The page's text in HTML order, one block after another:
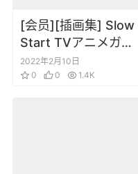
[会员][插画集] Slow
Start TVアニメガイ
ドブック Slow-
blooming flower
2022年2月10日
0
0 1.4K